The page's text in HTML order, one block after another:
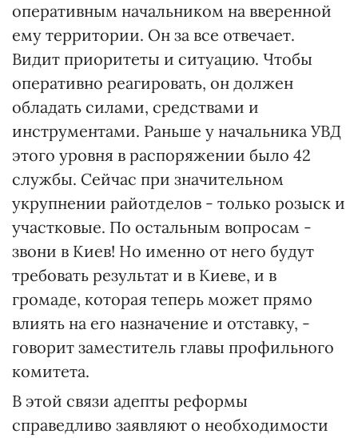
оперативным начальником на вверенной
ему территории. Он за все отвечает.
Видит приоритеты и ситуацию. Чтобы
оперативно реагировать, он должен
обладать силами, средствами и
инструментами. Раньше у начальника УВД
этого уровня в распоряжении было 42
службы. Сейчас при значительном
укрупнении райотделов - только розыск и
участковые. По остальным вопросам -
звони в Киев! Но именно от него будут
требовать результат и в Киеве, и в
громаде, которая теперь может прямо
влиять на его назначение и отставку, -
говорит заместитель главы профильного
комитета.
В этой связи адепты реформы
справедливо заявляют о необходимости